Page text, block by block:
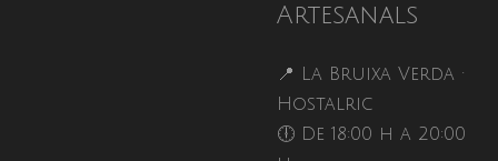
Artesanals
📍 La Bruixa Verda ·
Hostalric
🕕 De 18:00 h a 20:00